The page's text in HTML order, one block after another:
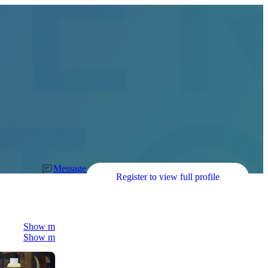
Message
Register to view full profile
Show more
Show more